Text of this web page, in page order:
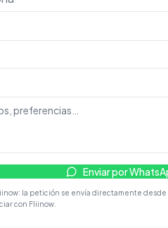
Enviar por
la petición se envía directamente
con Fliinow.